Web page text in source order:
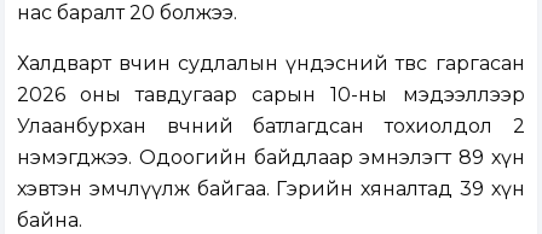
нас баралт 20 болжээ.
Халдварт өвчин судлалын үндэсний төвөөс гаргасан
2026 оны тавдугаар сарын 10-ны мэдээллээр
Улаанбурхан өвчний батлагдсан тохиолдол 2
нэмэгджээ. Одоогийн байдлаар эмнэлэгт 89 хүн
хэвтэн эмчлүүлж байгаа. Гэрийн хяналтад 39 хүн
байна.